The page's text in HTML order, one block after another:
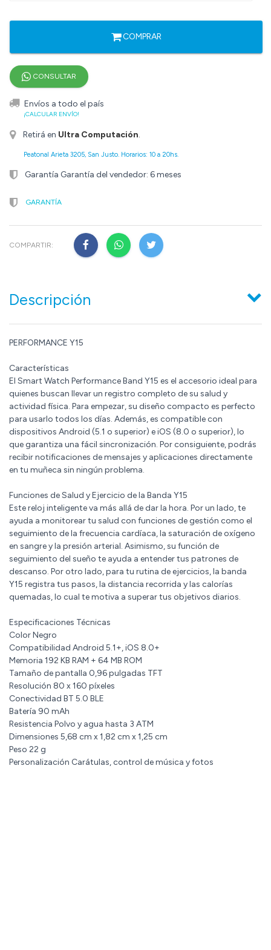
COMPRAR
CONSULTAR
Envíos a todo el país
¡CALCULAR ENVÍO!
Retirá en Ultra Computación.
Peatonal Arieta 3205, San Justo. Horarios: 10 a 20hs.
Garantía Garantía del vendedor: 6 meses
GARANTÍA
COMPARTIR:
Descripción
PERFORMANCE Y15
Características
El Smart Watch Performance Band Y15 es el accesorio ideal para
quienes buscan llevar un registro completo de su salud y
actividad física. Para empezar, su diseño compacto es perfecto
para usarlo todos los días. Además, es compatible con
dispositivos Android (5.1 o superior) e iOS (8.0 o superior), lo
que garantiza una fácil sincronización. Por consiguiente, podrás
recibir notificaciones de mensajes y aplicaciones directamente
en tu muñeca sin ningún problema.
Funciones de Salud y Ejercicio de la Banda Y15
Este reloj inteligente va más allá de dar la hora. Por un lado, te
ayuda a monitorear tu salud con funciones de gestión como el
seguimiento de la frecuencia cardíaca, la saturación de oxígeno
en sangre y la presión arterial. Asimismo, su función de
seguimiento del sueño te ayuda a entender tus patrones de
descanso. Por otro lado, para tu rutina de ejercicios, la banda
Y15 registra tus pasos, la distancia recorrida y las calorías
quemadas, lo cual te motiva a superar tus objetivos diarios.
Especificaciones Técnicas
Color Negro
Compatibilidad Android 5.1+, iOS 8.0+
Memoria 192 KB RAM + 64 MB ROM
Tamaño de pantalla 0,96 pulgadas TFT
Resolución 80 x 160 píxeles
Conectividad BT 5.0 BLE
Batería 90 mAh
Resistencia Polvo y agua hasta 3 ATM
Dimensiones 5,68 cm x 1,82 cm x 1,25 cm
Peso 22 g
Personalización Carátulas, control de música y fotos